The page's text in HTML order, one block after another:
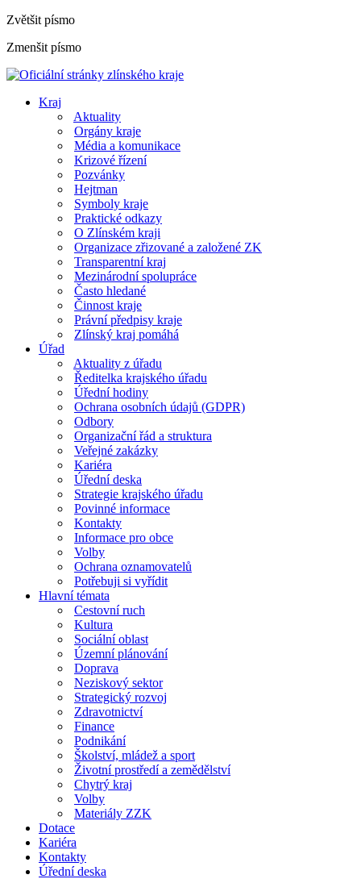
Zvětšit písmo
Zmenšit písmo
Kraj
Aktuality
Orgány kraje
Média a komunikace
Krizové řízení
Pozvánky
Hejtman
Symboly kraje
Praktické odkazy
O Zlínském kraji
Organizace zřizované a založené ZK
Transparentní kraj
Mezinárodní spolupráce
Často hledané
Činnost kraje
Právní předpisy kraje
Zlínský kraj pomáhá
Úřad
Aktuality z úřadu
Ředitelka krajského úřadu
Úřední hodiny
Ochrana osobních údajů (GDPR)
Odbory
Organizační řád a struktura
Veřejné zakázky
Kariéra
Úřední deska
Strategie krajského úřadu
Povinné informace
Kontakty
Informace pro obce
Volby
Ochrana oznamovatelů
Potřebuji si vyřídit
Hlavní témata
Cestovní ruch
Kultura
Sociální oblast
Územní plánování
Doprava
Neziskový sektor
Strategický rozvoj
Zdravotnictví
Finance
Podnikání
Školství, mládež a sport
Životní prostředí a zemědělství
Chytrý kraj
Volby
Materiály ZZK
Dotace
Kariéra
Kontakty
Úřední deska